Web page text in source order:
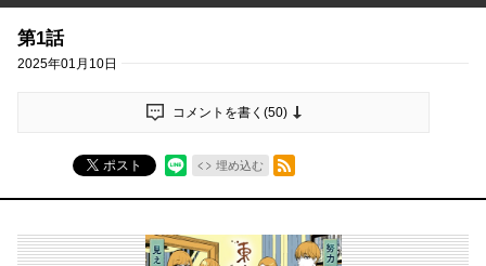
第1話
2025年01月10日
コメントを書く(50)
ポスト 埋め込む
RSSフィード